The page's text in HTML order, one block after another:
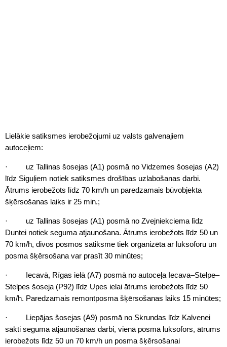
Lielākie satiksmes ierobežojumi uz valsts galvenajiem
autoceļiem:
· uz Tallinas šosejas (A1) posmā no Vidzemes šosejas (A2)
līdz Siguļiem notiek satiksmes drošības uzlabošanas darbi.
Ātrums ierobežots līdz 70 km/h un paredzamais būvobjekta
šķērsošanas laiks ir 25 min.;
· uz Tallinas šosejas (A1) posmā no Zvejniekciema līdz
Duntei notiek seguma atjaunošana. Ātrums ierobežots līdz 50 un
70 km/h, divos posmos satiksme tiek organizēta ar luksoforu un
posma šķērsošana var prasīt 30 minūtes;
· Iecavā, Rīgas ielā (A7) posmā no autoceļa Iecava–Stelpe–
Stelpes šoseja (P92) līdz Upes ielai ātrums ierobežots līdz 50
km/h. Paredzamais remontposma šķērsošanas laiks 15 minūtes;
· Liepājas šosejas (A9) posmā no Skrundas līdz Kalvenei
sākti seguma atjaunošanas darbi, vienā posmā luksofors, ātrums
ierobežots līdz 50 un 70 km/h un posma šķērsošanai